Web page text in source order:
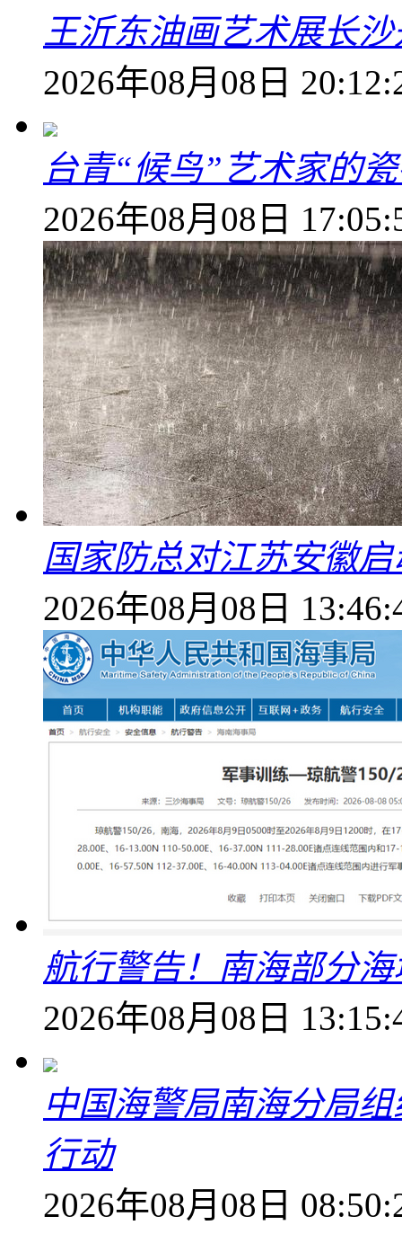
王沂东油画艺术展长
2026年08月08日
台青“候鸟”艺术家的
2026年08月08日
国家防总对江苏安徽
2026年08月08日
航行警告！南海部分
2026年08月08日
中国海警局南海分局
行动
2026年08月08日